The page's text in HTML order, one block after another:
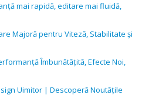
mai rapidă, editare mai fluidă,
Majoră pentru Viteză, Stabilitate și
Îmbunătățită, Efecte Noi,
Uimitor | Descoperă Noutățile